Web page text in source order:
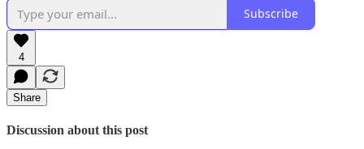
Subscribe
4
Share
Discussion about this post